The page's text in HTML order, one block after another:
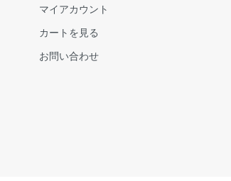
マイアカウント
カートを見る
お問い合わせ